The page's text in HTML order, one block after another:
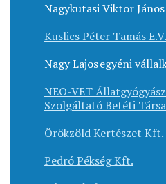
Nagykutasi Viktor János
Kuslics Péter Tamás E.V.
Nagy Lajos egyéni
NEO-VET
Szolgáltató Betéti
Örökzöld Kertészet Kft.
Pedró Pékség Kft.